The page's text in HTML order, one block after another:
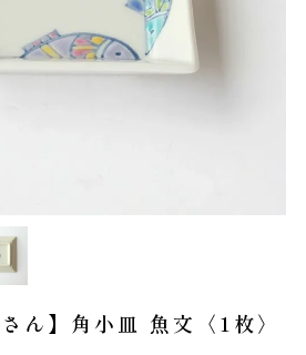
ん】角小皿 魚文〈1枚〉